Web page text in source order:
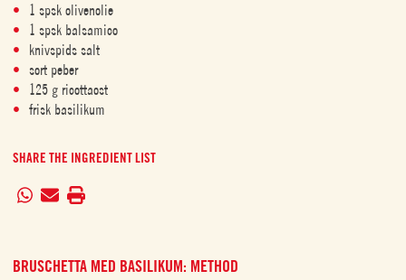
1 spsk olivenolie
1 spsk balsamico
knivspids salt
sort peber
125 g ricottaost
frisk basilikum
SHARE THE INGREDIENT LIST
BRUSCHETTA MED BASILIKUM: METHOD